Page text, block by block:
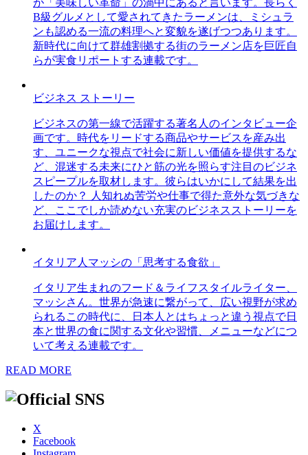
B級グルメとして愛されてきたラーメンは、ミシュラ
ンも認める一流の料理へと変貌を遂げつつあります。
新時代に向けて群雄割拠する街のラーメン店を巨匠自
らが実食リポートする連載です。
ビジネス ストーリー
ビジネスの第一線で活躍する著名人のインタビュー企
画です。時代をリードする商品やサービスを産み出
す、ユニークな視点で社会に新しい価値を提供するな
ど、混迷する未来にひと筋の光を照らす注目のビジネ
スピープルを取材します。彼らはいかにして結果を出
したのか？ 人知れぬ苦労や仕事で得た意外な気づきな
ど、ここでしか読めない充実のビジネスストーリーを
お届けします。
イタリア人マッシの「思考する食欲」
イタリア生まれのフード＆ライフスタイルライター、
マッシさん。世界が急速に繋がって、広い視野が求め
られるこの時代に、日本人とはちょっと違う視点で日
本と世界の食に関する文化や習慣、メニューなどにつ
いて考える連載です。
READ MORE
X
Facebook